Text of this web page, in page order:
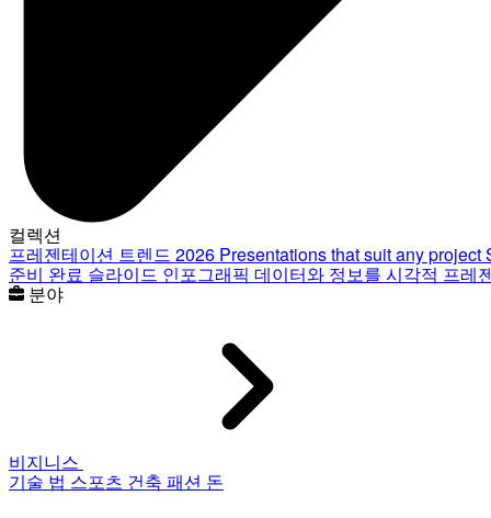
컬렉션
프레젠테이션 트렌드 2026 Presentations that suit any project
준비 완료 슬라이드 인포그래픽 데이터와 정보를 시각적 프레
분야
비지니스
기술 법 스포츠 건축 패션 돈